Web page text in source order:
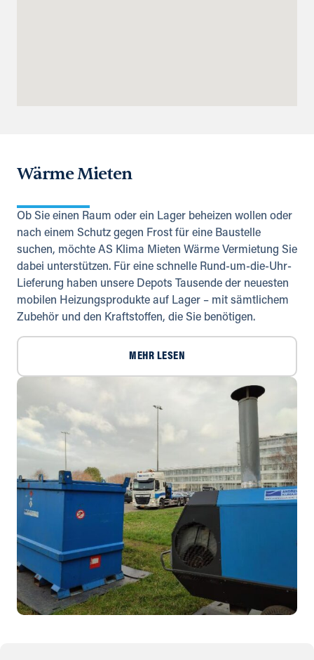
Wärme Mieten
Ob Sie einen Raum oder ein Lager beheizen wollen oder
nach einem Schutz gegen Frost für eine Baustelle
suchen, möchte AS Klima Mieten Wärme Vermietung Sie
dabei unterstützen. Für eine schnelle Rund-um-die-Uhr-
Lieferung haben unsere Depots Tausende der neuesten
mobilen Heizungsprodukte auf Lager – mit sämtlichem
Zubehör und den Kraftstoffen, die Sie benötigen.
MEHR LESEN